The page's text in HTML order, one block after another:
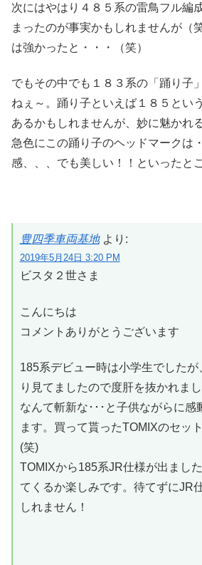
次にはやはり４８５系の雷鳥フル編
まったのが事実かもしれませんが（
は強かったと・・・（笑）
でもその中でも１８３系の「踊り子
ねぇ～。踊り子といえば１８５とい
あるかもしれませんが、妙に魅かれ
急色にこの踊り子のヘッドマークは
感、、、でも美しい！！といったと
豊四季車両基地 より:
2019年5月24日 3:20 PM
ビスタ２世さま
こんにちは
コメントありがとうございます
185系デビュー時は小学生でした
り見てましたので度肝を抜かれまし
なんて斬新な･･･と子供ながらに感
ます。買って貰ったTOMIXのセッ
(笑)
TOMIXから185系JR仕様が出まし
てくるか楽しみです。待てずにJR
しれません！